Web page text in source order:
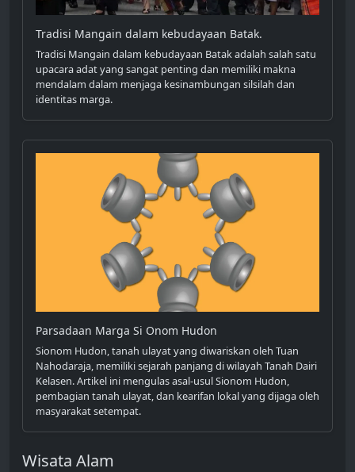
Tradisi Mangain dalam kebudayaan Batak.
Tradisi Mangain dalam kebudayaan Batak adalah salah satu
upacara adat yang sangat penting dan memiliki makna
mendalam dalam menjaga kesinambungan silsilah dan
identitas marga.
Parsadaan Marga Si Onom Hudon
Sionom Hudon, tanah ulayat yang diwariskan oleh Tuan
Nahodaraja, memiliki sejarah panjang di wilayah Tanah Dairi
Kelasen. Artikel ini mengulas asal-usul Sionom Hudon,
pembagian tanah ulayat, dan kearifan lokal yang dijaga oleh
masyarakat setempat.
Wisata Alam